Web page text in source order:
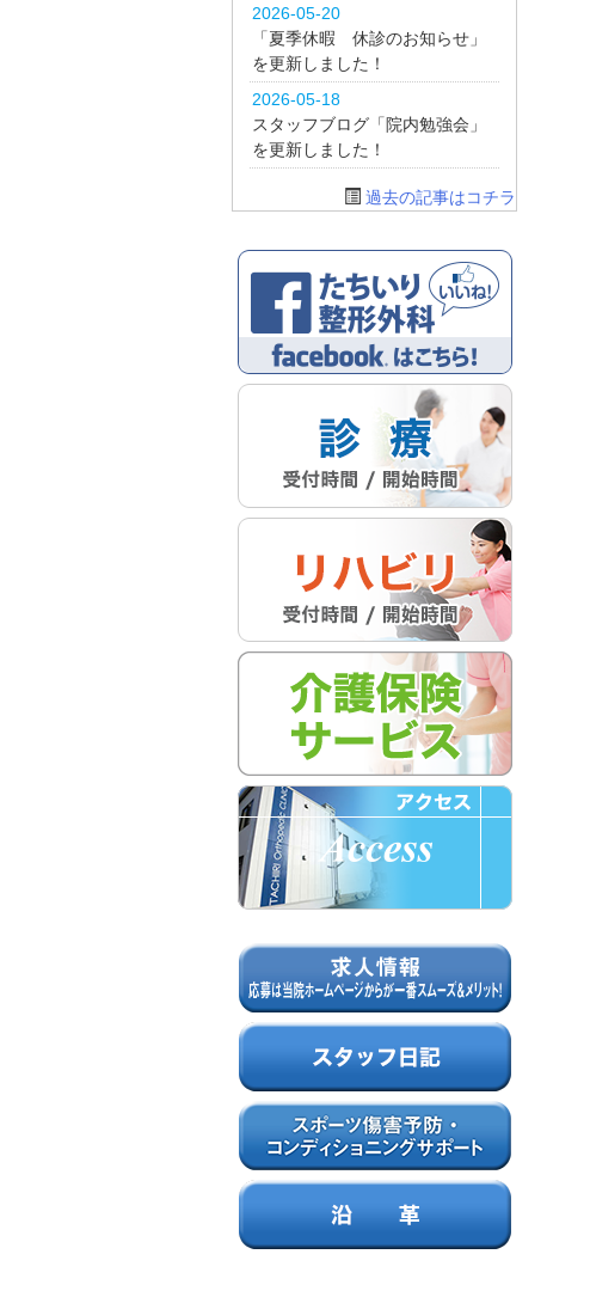
2026-05-20
「夏季休暇 休診のお知らせ」
を更新しました！
2026-05-18
スタッフブログ「院内勉強会」
を更新しました！
過去の記事はコチラ